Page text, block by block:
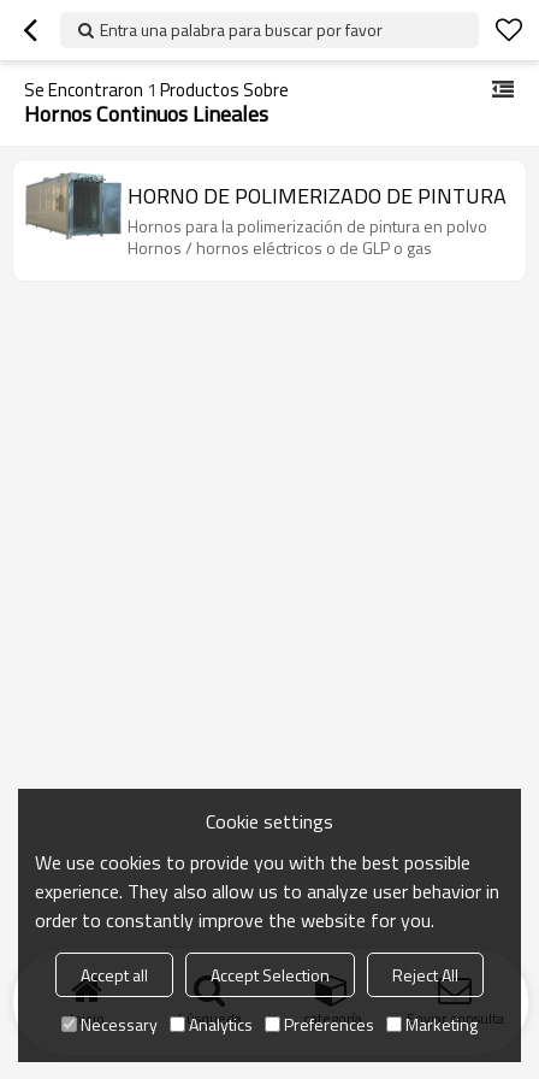
Entra una palabra para buscar por favor
Se Encontraron 1 Productos Sobre
Hornos Continuos Lineales
HORNO DE POLIMERIZADO DE PINTURA
Hornos para la polimerización de pintura en polvo
Hornos / hornos eléctricos o de GLP o gas
Inicio búsqueda categoría Enviar consulta
Cookie settings
We use cookies to provide you with the best possible
experience. They also allow us to analyze user behavior in
order to constantly improve the website for you.
Accept all Accept Selection
Reject All
Necessary
Analytics Preferences Marketing